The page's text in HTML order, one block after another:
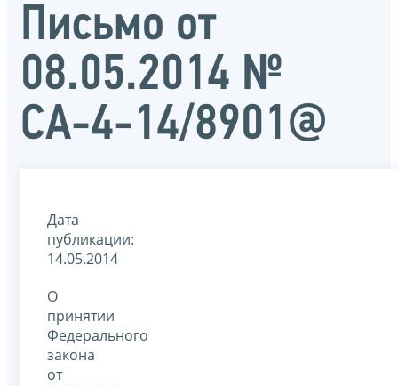
Письмо от
08.05.2014 №
СА-4-14/8901@
Дата
публикации:
14.05.2014
О
принятии
Федерального
закона
от